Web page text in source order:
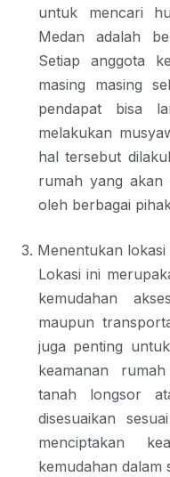
untuk mencari
Medan
adalah
Setiap anggota
masing masing
pendapat bisa
melakukan
hal tersebut
rumah yang akan
oleh berbagai
3. Menentukan lokasi
Lokasi ini
kemudahan
maupun
juga penting
keamanan
tanah longsor
disesuaikan
menciptakan
kemudahan dalam